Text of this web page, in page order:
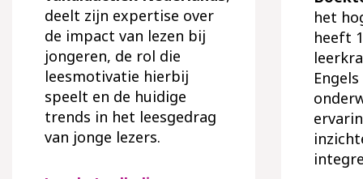
deelt zijn expertise over
de impact van lezen bij
jongeren, de rol die
leesmotivatie hierbij
speelt en de huidige
trends in het leesgedrag
van jonge lezers.
het
heeft